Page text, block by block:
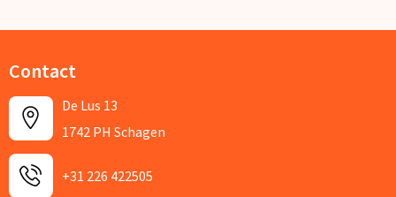
Contact
De Lus 13
1742 PH Schagen
+31 226 422505